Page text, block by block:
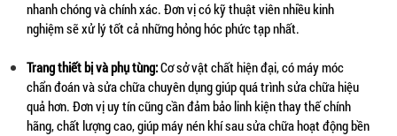
nhanh chóng và chính xác. Đơn vị có kỹ thuật viên nhiều kinh
nghiệm sẽ xử lý tốt cả những hỏng hóc phức tạp nhất.
Trang thiết bị và phụ tùng: Cơ sở vật chất hiện đại, có máy móc
chẩn đoán và sửa chữa chuyên dụng giúp quá trình sửa chữa hiệu
quả hơn. Đơn vị uy tín cũng cần đảm bảo linh kiện thay thế chính
hãng, chất lượng cao, giúp máy nén khí sau sửa chữa hoạt động bền